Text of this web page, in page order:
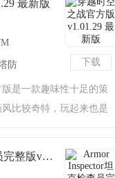
下载
最新版
防
是一款趣味性十足的策
比较奇特，玩起来也是
决，打败你的对手！超
Armor Inspector坦克检查员完整版v3.8.6 最新版